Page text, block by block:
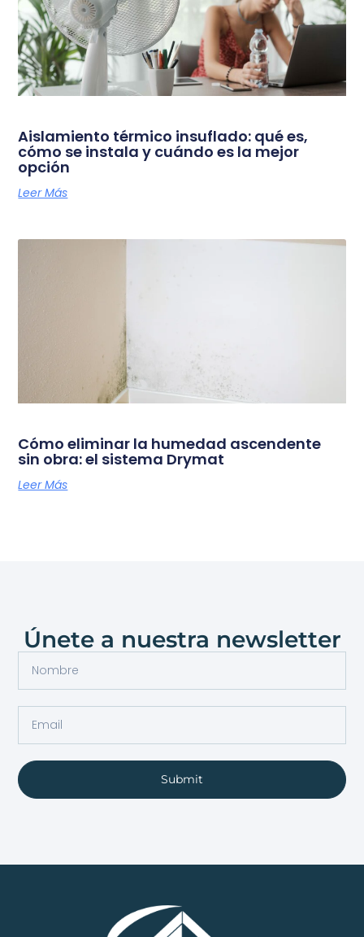
Aislamiento térmico insuflado: qué es,
cómo se instala y cuándo es la mejor
opción
Leer Más
Cómo eliminar la humedad ascendente
sin obra: el sistema Drymat
Leer Más
Únete a nuestra newsletter
Submit